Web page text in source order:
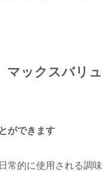
マックスバリュ
ができます
常的に使用される調味